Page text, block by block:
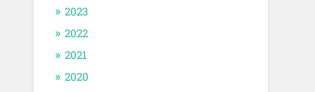
2023
2022
2021
2020